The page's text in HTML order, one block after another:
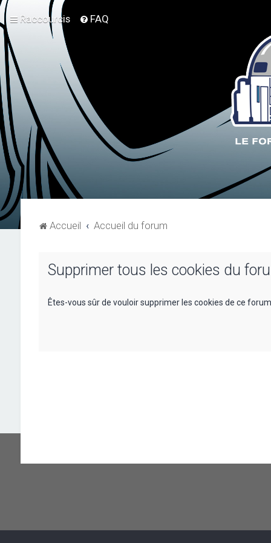
Raccourcis FAQ
Accueil Accueil du forum
Supprimer tous les cookies du
Êtes-vous sûr de vouloir supprimer les cookies de ce